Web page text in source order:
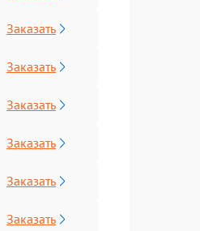
Заказать
Заказать
Заказать
Заказать
Заказать
Заказать